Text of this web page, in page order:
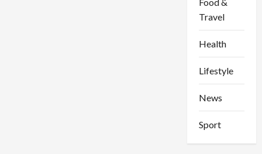
Travel
Health
Lifestyle
News
Sport